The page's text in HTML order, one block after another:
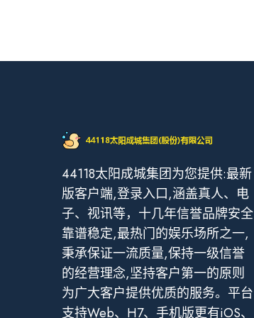
44118太阳成城集团为您提供:最新
版客户端,登录入口,涵盖真人、电
子、视讯等，十几年信誉品牌安全
靠谱稳定,最热门的娱乐场所之一,
秉承保证一流质量,保持一级信誉
的经营理念,坚持客户第一的原则
为广大客户提供优质的服务。平台
支持Web、H7、手机版更有iOS、